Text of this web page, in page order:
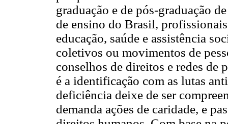
graduação e de pós-graduação
de ensino do Brasil,
educação, saúde e assistência
coletivos ou movimentos de
conselhos de direitos e redes de
é a identificação com as lutas
deficiência deixe de ser
demanda ações de caridade, e